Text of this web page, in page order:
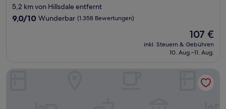
Sterne-
Unterkunft
5,2 km von Hillsdale entfernt
9.0
9,0/10 Wunderbar (1.358 Bewertungen)
Der
Preis
beträgt
107 €
inkl. Steuern & Gebühren
10. Aug.–11. Aug.
Rydges Sydney Airport Hotel